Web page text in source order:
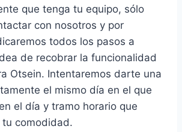
que tenga tu equipo, sólo
con nosotros y por
todos los pasos a
de recobrar la funcionalidad
Otsein. Intentaremos darte una
el mismo día en el que
el día y tramo horario que
comodidad.